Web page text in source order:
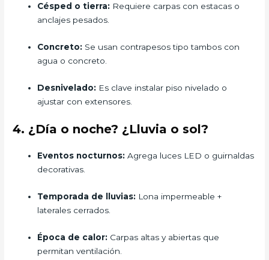
Césped o tierra: Requiere carpas con estacas o
anclajes pesados.
Concreto: Se usan contrapesos tipo tambos con
agua o concreto.
Desnivelado: Es clave instalar piso nivelado o
ajustar con extensores.
4. ¿Día o noche? ¿Lluvia o sol?
Eventos nocturnos: Agrega luces LED o guirnaldas
decorativas.
Temporada de lluvias: Lona impermeable +
laterales cerrados.
Época de calor: Carpas altas y abiertas que
permitan ventilación.